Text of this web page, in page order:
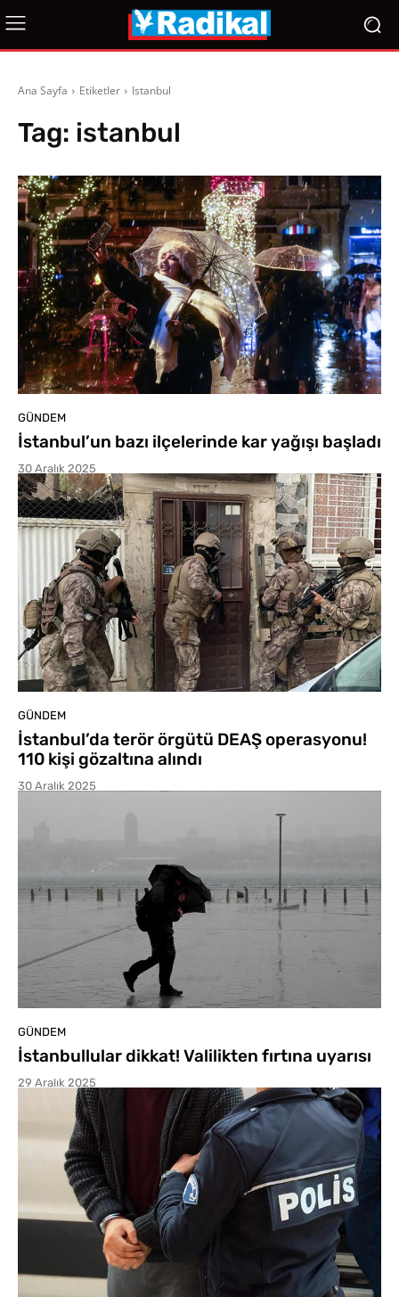
Ana Sayfa Etiketler Istanbul
Tag: istanbul
GÜNDEM
İstanbul’un bazı ilçelerinde kar yağışı başladı
30 Aralık 2025
GÜNDEM
İstanbul’da terör örgütü DEAŞ operasyonu!
110 kişi gözaltına alındı
30 Aralık 2025
GÜNDEM
İstanbullular dikkat! Valilikten fırtına uyarısı
29 Aralık 2025